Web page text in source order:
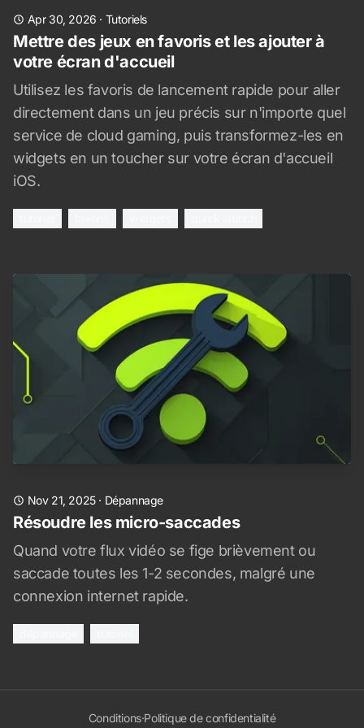
Apr 30, 2026 · Tutoriels
Mettre des jeux en favoris et les ajouter à
votre écran d'accueil
Utilisez les favoris de lancement rapide pour aller
directement dans un jeu précis sur n'importe quel
service de cloud gaming, puis transformez-les en
widgets en un toucher sur votre écran d'accueil
iOS.
Nov 21, 2025· Dépannage
Résoudre les micro-saccades
Quand votre flux vidéo se fige brièvement ou
saccade toutes les 1-2 secondes, malgré une
connexion internet rapide.
Conditions·Politique de confidentialité